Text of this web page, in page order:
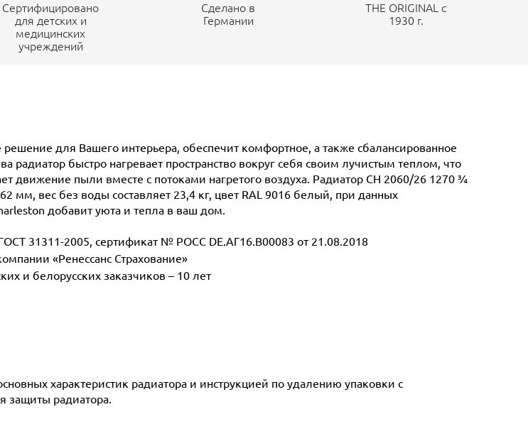
Сертифицировано
для детских и
медицинских
учреждений
Сделано в
Германии
THE ORIGINAL c
1930 г.
для Вашего интерьера, обеспечит комфортное, а также сбалансированное
быстро нагревает пространство вокруг себя своим лучистым теплом, что
движение пыли вместе с потоками нагретого воздуха. Радиатор CH 2060/26 1270 ¾
мм, вес без воды составляет 23,4 кг, цвет RAL 9016 белый, при данных
добавит уюта и тепла в ваш дом.
31311-2005, сертификат № POCC DE.АГ16.В00083 от 21.08.2018
«Ренессанс Страхование»
и белорусских заказчиков – 10 лет
характеристик радиатора и инструкцией по удалению упаковки с
защиты радиатора.